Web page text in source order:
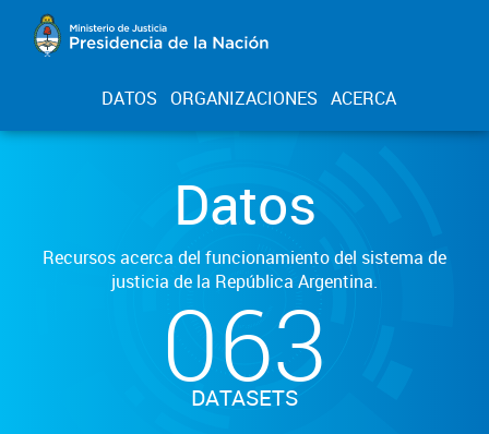
DATOS ORGANIZACIONES ACERCA
Datos
Recursos acerca del funcionamiento del sistema de
justicia de la República Argentina.
063
DATASETS